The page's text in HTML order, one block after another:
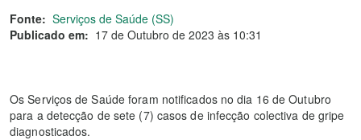
Fonte: Serviços de Saúde (SS)
Publicado em: 17 de Outubro de 2023 às 10:31
Os Serviços de Saúde foram notificados no dia 16 de Outubro
para a detecção de sete (7) casos de infecção colectiva de gripe
diagnosticados.